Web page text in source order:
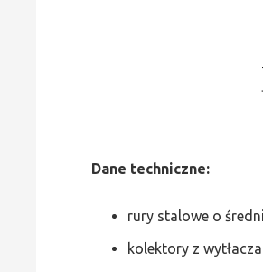
Dane techniczne:
rury stalowe o
kolektory z